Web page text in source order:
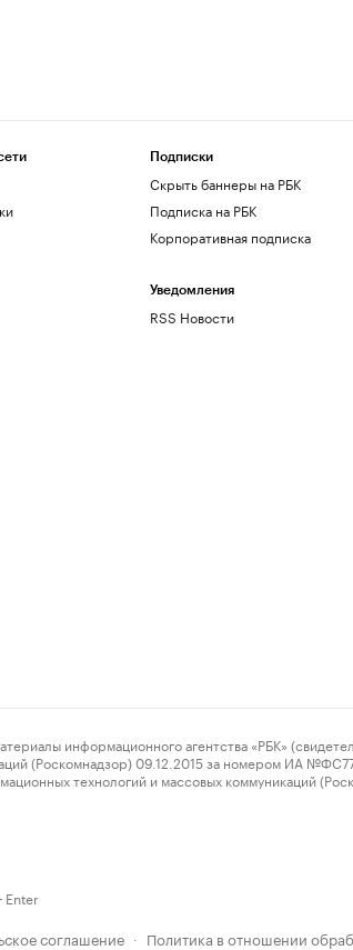
Подписки
Скрыть баннеры на РБК
Подписка на РБК
Корпоративная подписка
Уведомления
RSS Новости
информационного агентства «РБК»
(Роскомнадзор) 09.12.2015 за номером ИА
технологий и массовых коммуникаций
Enter
соглашение · Политика в отношении